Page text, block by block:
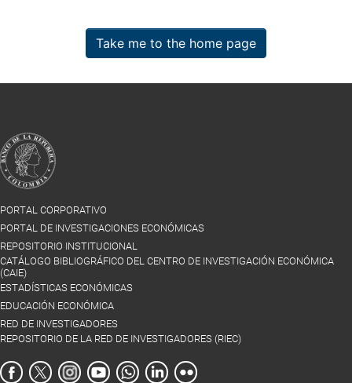
Take me to the home page
PORTAL CORPORATIVO
PORTAL DE INVESTIGACIONES ECONÓMICAS
REPOSITORIO INSTITUCIONAL
CATÁLOGO BIBLIOGRÁFICO DEL CENTRO DE INVESTIGACIÓN ECONÓMICA
(CAIE)
ESTADÍSTICAS ECONÓMICAS
EDUCACIÓN ECONÓMICA
RED DE INVESTIGADORES
REPOSITORIO DE LA RED DE INVESTIGADORES (RIEC)